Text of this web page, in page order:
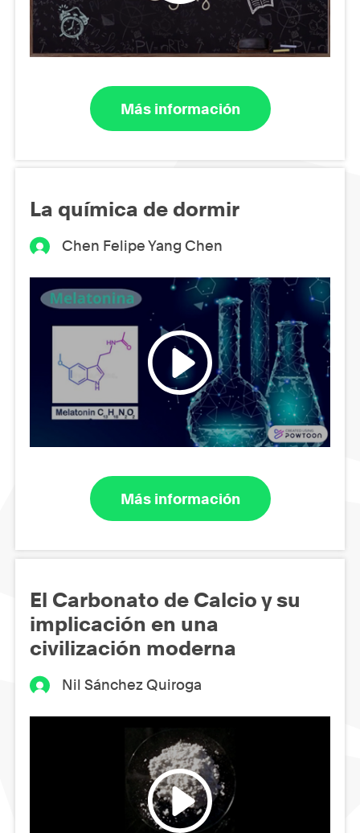
Más información
La química de dormir
Chen Felipe Yang Chen
Más información
El Carbonato de Calcio y su
implicación en una
civilización moderna
Nil Sánchez Quiroga